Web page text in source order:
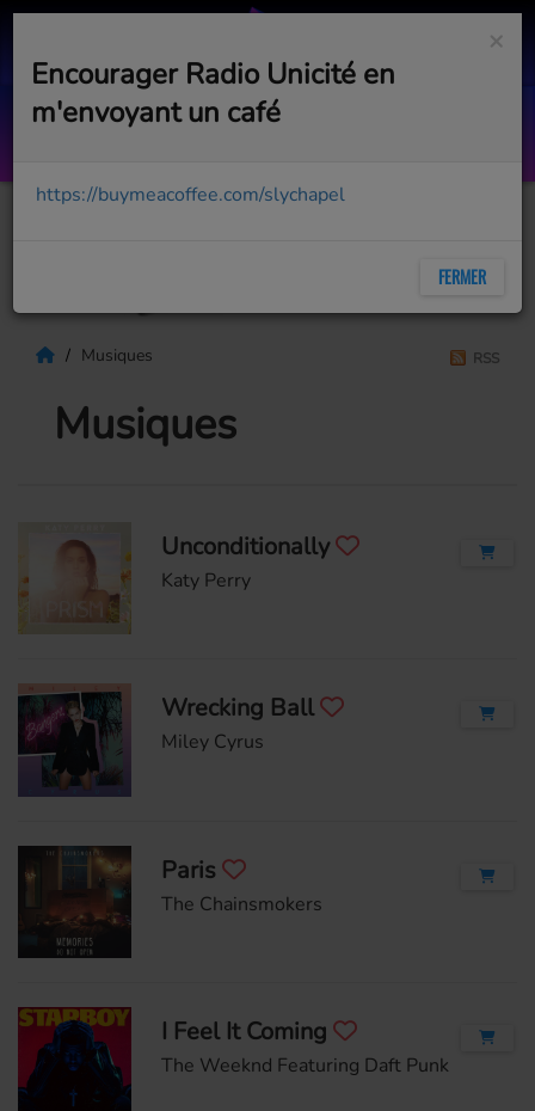
Captain Nemo
Musiques
Musiques
RSS
Unconditionally
Katy Perry
Wrecking Ball
Miley Cyrus
Paris
The Chainsmokers
I Feel It Coming
The Weeknd Featuring Daft Punk
×
Encourager Radio Unicité en
m'envoyant un café
https://buymeacoffee.com/slychapel
FERMER